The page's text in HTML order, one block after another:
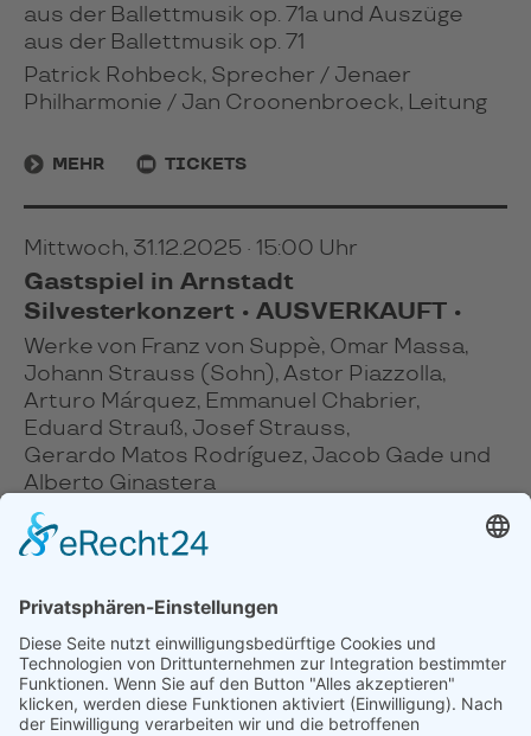
aus der Ballettmusik op. 71a und Auszüge
aus der Ballettmusik op. 71
Patrick Rohbeck, Sprecher / Jenaer
Philharmonie / Jan Croonenbroeck, Leitung
MEHR TICKETS
Mittwoch, 31.12.2025 · 15:00 Uhr
Gastspiel in Arnstadt
Silvesterkonzert • AUSVERKAUFT •
Werke von Franz von Suppè, Omar Massa,
Johann Strauss (Sohn), Astor Piazzolla,
Arturo Márquez, Emmanuel Chabrier,
Eduard Strauß, Josef Strauss,
Gerardo Matos Rodríguez, Jacob Gade und
Alberto Ginastera
Omar Massa, Bandoneon / Jenaer
Philharmonie / Nicolás Pasquet, Leitung
MEHR TICKETS
November 2025
Dezember 2025